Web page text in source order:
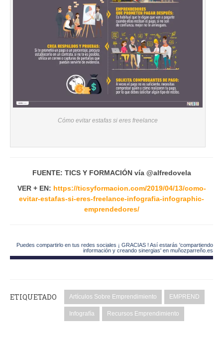
Cómo evitar estafas si eres freelance
FUENTE: TICS Y FORMACIÓN vía @alfredovela
VER + EN: https://ticsyformacion.com/2019/04/13/como-
evitar-estafas-si-eres-freelance-infografia-infographic-
emprendedores/
Puedes compartirlo en tus redes sociales ¡ GRACIAS ! Así estarás 'compartiendo
información y creando sinergias' en muñozparreño.es
ETIQUETADO Artículos Sobre Emprendimiento EMPREND
Infografía Recursos Emprendimiento